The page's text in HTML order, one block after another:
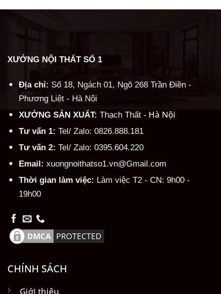
XƯỞNG NỘI THẤT SỐ 1
Địa chỉ: Số 18, Ngách 01, Ngõ 268 Trần Điền -
Phương Liệt - Hà Nội
XƯỞNG SẢN XUẤT: Thạch Thất - Hà Nội
Tư vấn 1: Tel/ Zalo: 0826.888.181
Tư vấn 2: Tel/ Zalo: 0395.604.220
Email: xuongnoithatso1.vn@Gmail.com
Thời gian làm việc: Làm việc T2 - CN: 9h00 -
19h00
CHÍNH SÁCH
Giới thiệu